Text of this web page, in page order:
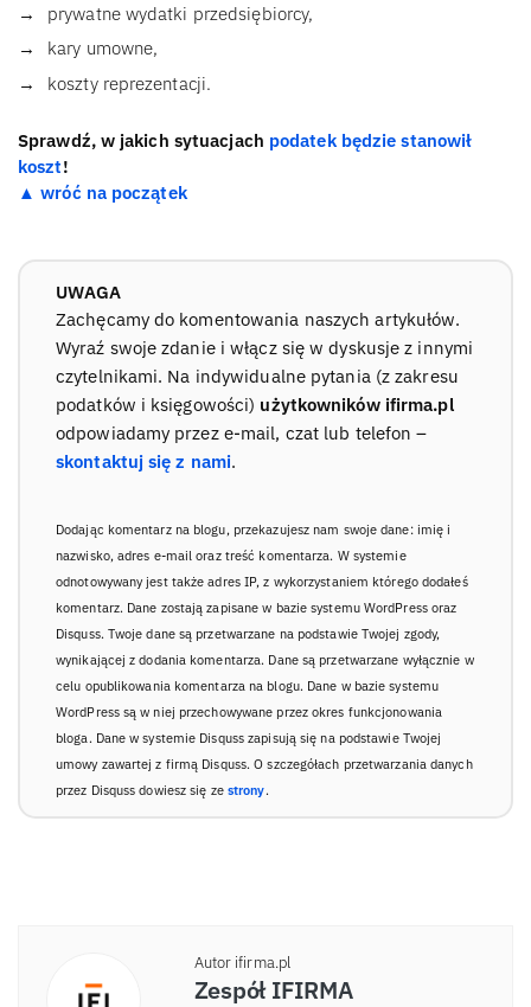
prywatne wydatki przedsiębiorcy,
kary umowne,
koszty reprezentacji.
Sprawdź, w jakich sytuacjach podatek będzie stanowił
koszt!
▲ wróć na początek
UWAGA
Zachęcamy do komentowania naszych artykułów.
Wyraź swoje zdanie i włącz się w dyskusje z innymi
czytelnikami. Na indywidualne pytania (z zakresu
podatków i księgowości) użytkowników ifirma.pl
odpowiadamy przez e-mail, czat lub telefon –
skontaktuj się z nami.
Dodając komentarz na blogu, przekazujesz nam swoje dane: imię i
nazwisko, adres e-mail oraz treść komentarza. W systemie
odnotowywany jest także adres IP, z wykorzystaniem którego dodałeś
komentarz. Dane zostają zapisane w bazie systemu WordPress oraz
Disquss. Twoje dane są przetwarzane na podstawie Twojej zgody,
wynikającej z dodania komentarza. Dane są przetwarzane wyłącznie w
celu opublikowania komentarza na blogu. Dane w bazie systemu
WordPress są w niej przechowywane przez okres funkcjonowania
bloga. Dane w systemie Disquss zapisują się na podstawie Twojej
umowy zawartej z firmą Disquss. O szczegółach przetwarzania danych
przez Disquss dowiesz się ze strony.
Autor ifirma.pl
Zespół IFIRMA